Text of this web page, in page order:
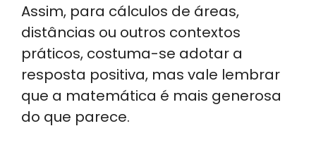
Assim, para cálculos de áreas,
distâncias ou outros contextos
práticos, costuma-se adotar a
resposta positiva, mas vale lembrar
que a matemática é mais generosa
do que parece.